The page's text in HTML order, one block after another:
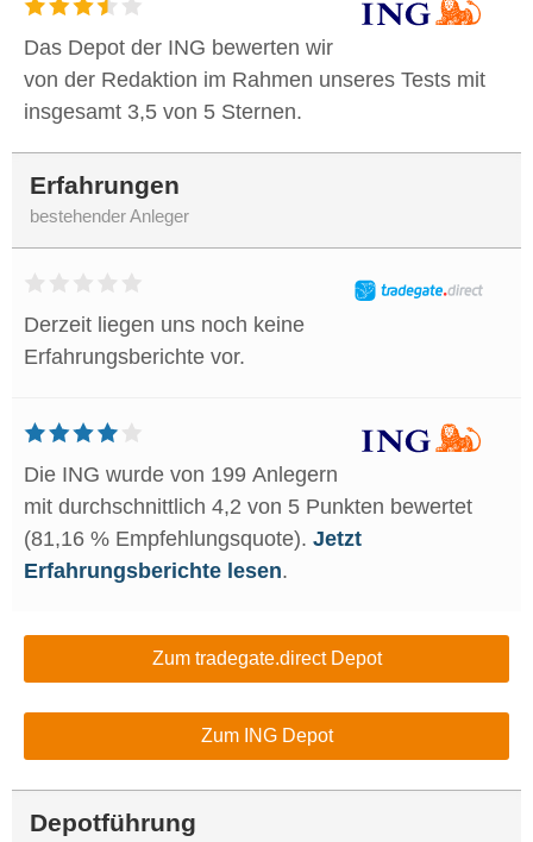
Das Depot der ING bewerten wir
von der Redaktion im Rahmen unseres Tests mit
insgesamt 3,5 von 5 Sternen.
Erfahrungen
bestehender Anleger
Derzeit liegen uns noch keine
Erfahrungsberichte vor.
Die ING wurde von 199 Anlegern
mit durchschnittlich 4,2 von 5 Punkten bewertet
(81,16 % Empfehlungsquote). Jetzt
Erfahrungsberichte lesen.
Zum tradegate.direct Depot
Zum ING Depot
Depotführung